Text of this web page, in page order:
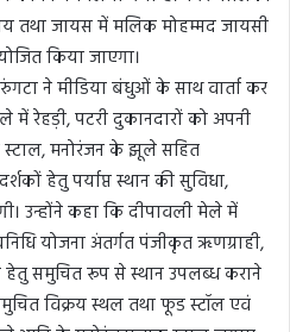
तथा जायस में मलिक मोहम्मद जायसी
किया जाएगा।
ने मीडिया बंधुओं के साथ वार्ता कर
में रेहड़ी, पटरी दुकानदारों को अपनी
मनोरंजन के झूले सहित
हेतु पर्याप्त स्थान की सुविधा,
उन्होंने कहा कि दीपावली मेले में
योजना अंतर्गत पंजीकृत ऋणग्राही,
हेतु समुचित रूप से स्थान उपलब्ध कराने
विक्रय स्थल तथा फूड स्टॉल एवं